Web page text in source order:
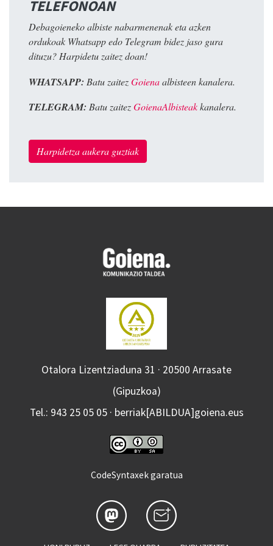
TELEFONOAN
Debagoieneko albiste nabarmenenak eta azken
ordukoak Whatsapp edo Telegram bidez jaso gura
dituzu? Harpidetu zaitez doan!
WHATSAPP: Batu zaitezGoienaalbisteen kanalera.
TELEGRAM: Batu zaitezGoienaAlbisteakkanalera.
Harpidetza aukera guztiak
Otalora Lizentziaduna 31 · 20500 Arrasate
(Gipuzkoa)
Tel.: 943 25 05 05 · berriak[ABILDUA]goiena.eus
CodeSyntaxek garatua